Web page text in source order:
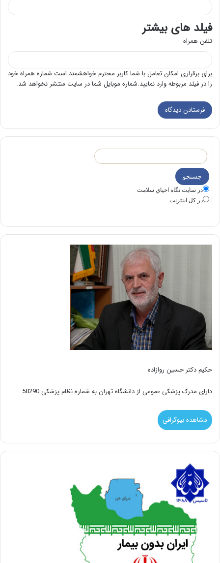
فیلد های بیشتر
تلفن همراه
برای برقراری امکان تعامل با شما کاربر محترم خواهشمند است شماره همراه خود
را در فیلد مربوطه وارد نمایید.شماره موبایل شما در سایت منتشر نخواهد شد.
در سايت نگاه احياي سلامت
در كل اينترنت
حکیم دکتر حسین روازاده
دارای مدرک پزشکی عمومی از دانشگاه تهران به شماره نظام پزشکی 58290
مشاهده بیوگرافی